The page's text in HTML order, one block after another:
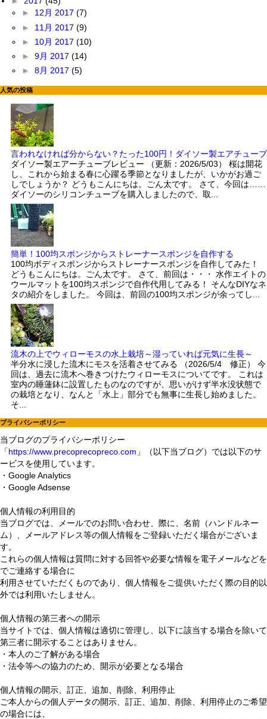
► 12月 2017 (7)
► 11月 2017 (9)
► 10月 2017 (10)
► 9月 2017 (14)
► 8月 2017 (5)
人気の投稿
言われなければ分からない？たった100円！ダイソー製エアチューブ
ダイソー製エアーチューブレビュー （更新：2026/5/03） 桜は開花
し、これから始まる春に心躍る季節となりましたが、いかがお過ご
しでしょうか？ どうもこんにちは。ごん太です。 さて、今回は……
ダイソーのシリコンチューブを購入しましたので、取...
簡単！100均スポンジからストレーナースポンジを自作する
100均ボディスポンジからストレーナースポンジを自作してみた！
どうもこんにちは。ごん太です。 さて、前回は・・・ 水作エイトの
ウールマットを100均スポンジで自作代用してみる！ そんなDIYなネ
タの紹介をしました。 今回は、前回の100均スポンジが余ってし...
流木の上でウィローモスの水上栽培～湿っていれば元気に生長～
半分水に浸した流木にモスを活着させてみる （2026/5/4 修正） 今
回は、過去に流木へ巻きつけたウィローモスについてです。 これは
室内の睡蓮鉢に設置したものなのですが、思いがけず半水没状態で
の栽培となり、なんと「水上」部分でも無事に生長し始めました。
そ...
プライバシーポリシー
当ブログのプライバシーポリシー
「https://www.precoprecopreco.com 」（以下当ブログ）では以下のサ
ービスを使用しています。
・Google Analytics
・Google Adsense
個人情報の利用目的
当ブログでは、メールでのお問い合わせ、際に、名前（ハンドルネー
ム）、メールアドレス等の個人情報をご登録いただく場合がございま
す。
これらの個人情報は質問に対する回答や必要な情報を電子メールなどを
でご連絡する場合に
利用させていただくものであり、個人情報をご提供いただく際の目的以
外では利用いたしません。
個人情報の第三者への開示
当サイトでは、個人情報は適切に管理し、以下に該当する場合を除いて
第三者に開示することはありません。
・本人のご了解がある場合
・法令等への協力のため、開示が必要となる場合
個人情報の開示、訂正、追加、削除、利用停止
ご本人からの個人データの開示、訂正、追加、削除、利用停止のご希望
の場合には、